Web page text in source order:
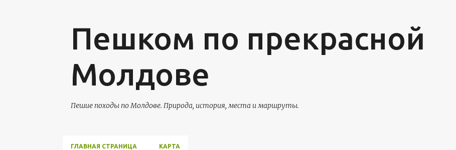
Пешком по прекрасной
Молдове
Пешие походы по Молдове. Природа, история, места и маршруты.
ГЛАВНАЯ СТРАНИЦА КАРТА